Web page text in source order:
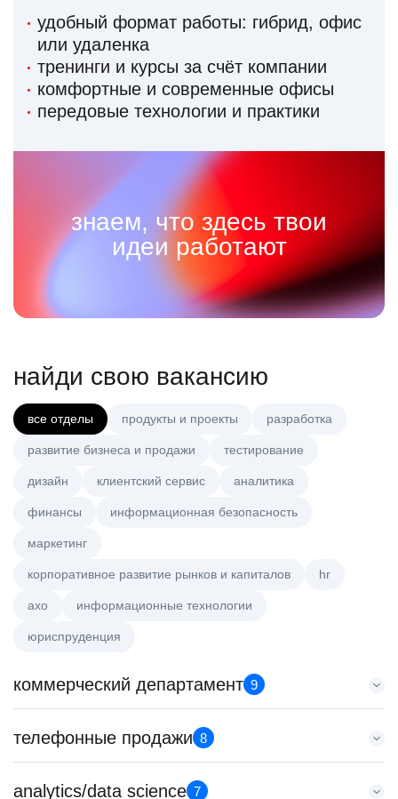
удобный формат работы: гибрид, офис
или удаленка
тренинги и курсы за счёт компании
комфортные и современные офисы
передовые технологии и практики
знаем, что здесь твои
идеи работают
найди свою вакансию
все отделы продукты и проекты разработка
развитие бизнеса и продажи тестирование
дизайн клиентский сервис аналитика
финансы информационная безопасность
маркетинг
корпоративное развитие рынков и капиталов hr
axo информационные технологии
юриспруденция
коммерческий департамент 9
Key Account Manager (EdTech)
HeadHunter::Коммерческий департамент
150000 ₽
телефонные продажи 8
Менеджер по продажам в сегменте среднего и крупного
analytics/data science 7